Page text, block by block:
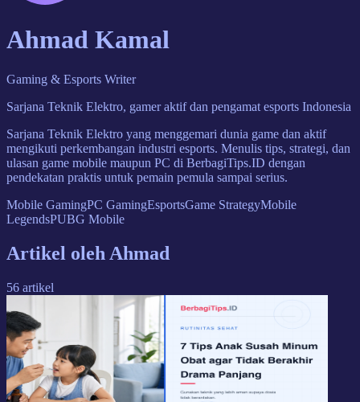
Ahmad Kamal
Gaming & Esports Writer
Sarjana Teknik Elektro, gamer aktif dan pengamat esports Indonesia
Sarjana Teknik Elektro yang menggemari dunia game dan aktif
mengikuti perkembangan industri esports. Menulis tips, strategi, dan
ulasan game mobile maupun PC di BerbagiTips.ID dengan
pendekatan praktis untuk pemain pemula sampai serius.
Mobile GamingPC GamingEsportsGame StrategyMobile
LegendsPUBG Mobile
Artikel oleh Ahmad
56 artikel